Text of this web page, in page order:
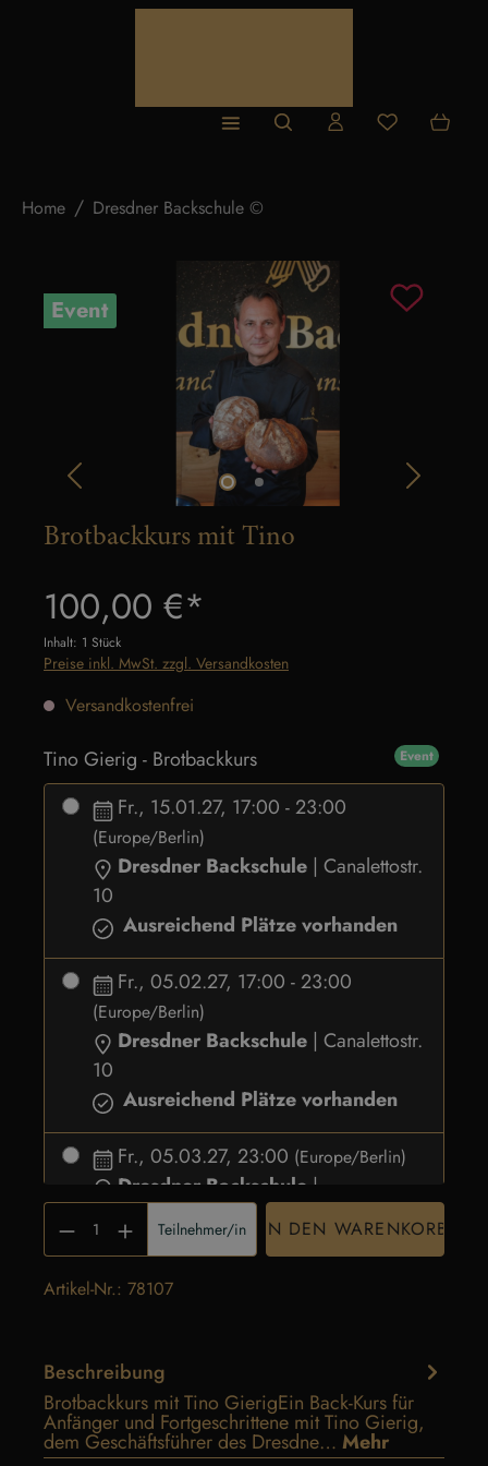
Home Dresdner Backschule ©
Bildergalerie überspringen
Event
Brotbackkurs mit Tino
Regulärer Preis:
100,00 €*
Inhalt: 1 Stück
Preise inkl. MwSt. zzgl. Versandkosten
Versandkostenfrei
Tino Gierig - Brotbackkurs Event
Fr., 15.01.27, 17:00 - 23:00
(Europe/Berlin)
Dresdner Backschule | Canalettostr.
10
Ausreichend Plätze vorhanden
Fr., 05.02.27, 17:00 - 23:00
(Europe/Berlin)
Dresdner Backschule | Canalettostr.
10
Ausreichend Plätze vorhanden
Fr., 05.03.27, 23:00 (Europe/Berlin)
Dresdner Backschule |
Ausreichend Plätze vorhanden
Fr., 09.04.27, 17:00 - 23:00
Dresdner Backschule
10
Ausreichend Plätze vorhanden
Produkt Anzahl: Gib
Teilnehmer/in IN DEN WARENKORB
Artikel-Nr.: 78107
Beschreibung
Brotbackkurs mit Tino GierigEin Back-Kurs für
Anfänger und Fortgeschrittene mit Tino Gierig,
dem Geschäftsführer des Dresdne… Mehr